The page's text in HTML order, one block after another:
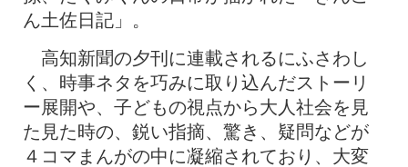
ん土佐日記」。
高知新聞の夕刊に連載されるにふさわし
く、時事ネタを巧みに取り込んだストーリ
ー展開や、子どもの視点から大人社会を見
た見た時の、鋭い指摘、驚き、疑問などが
４コマまんがの中に凝縮されており、大変